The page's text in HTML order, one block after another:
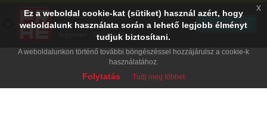
Ez a weboldal cookie-kat (sütiket) használ azért, hogy
weboldalunk használata során a lehető legjobb élményt
tudjuk biztosítani.
A weboldalunkon történő további böngészéssel hozzájárulsz a cookie-k
használatához.
Folytatás Tudj meg többet
x
PRAE.HU
Digital Evolution
Ingyenes - Google Play
TELEPÍTÉS